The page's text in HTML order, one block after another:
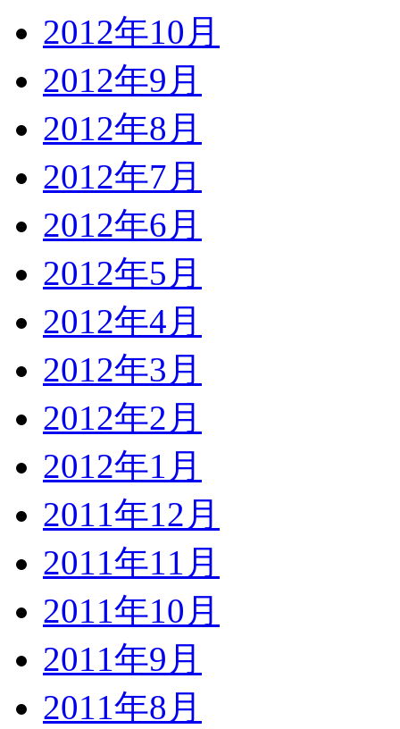
2012年10月
2012年9月
2012年8月
2012年7月
2012年6月
2012年5月
2012年4月
2012年3月
2012年2月
2012年1月
2011年12月
2011年11月
2011年10月
2011年9月
2011年8月